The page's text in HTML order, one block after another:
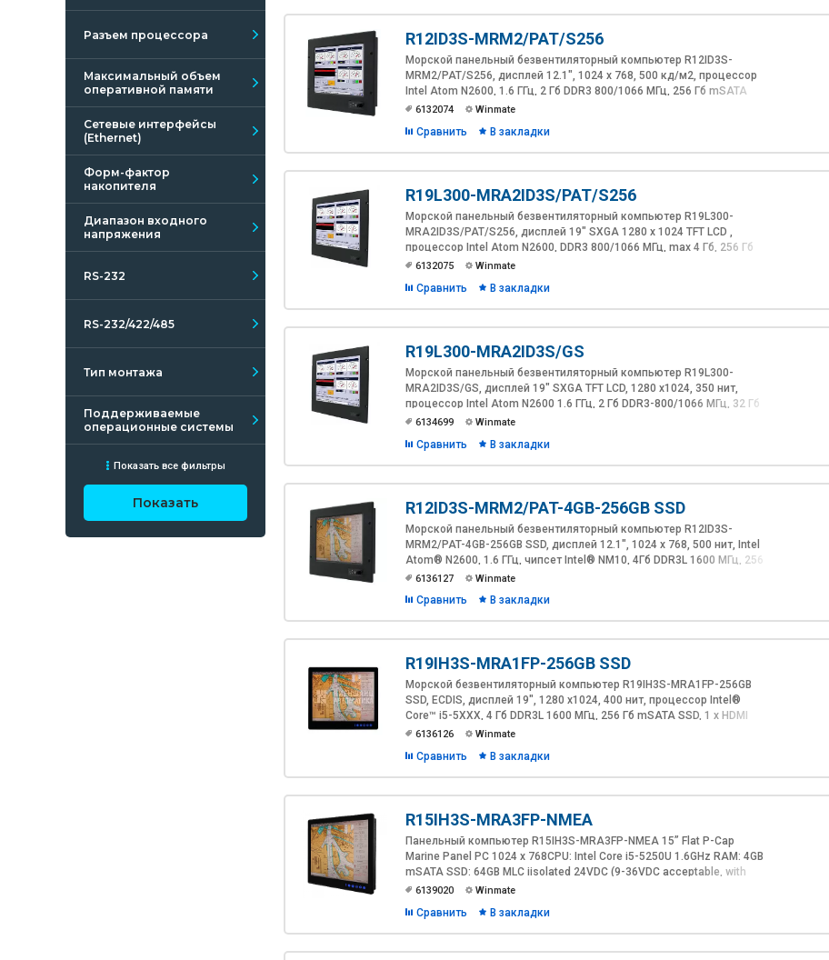
Разъем процессора
Максимальный объем
оперативной памяти
Сетевые интерфейсы
(Ethernet)
Форм-фактор
накопителя
Диапазон входного
напряжения
RS-232
RS-232/422/485
Тип монтажа
Поддерживаемые
операционные системы
Показать все фильтры
Показать
R12ID3S-MRM2/PAT/S256
Морской панельный безвентиляторный компьютер R12ID3S-
MRM2/PAT/S256, дисплей 12.1", 1024 x 768, 500 кд/м2, процессор
Intel Atom N2600, 1.6 ГГц, 2 Гб DDR3 800/1066 MГц, 256 Гб mSATA
SSD, 1 x SATA2, 1 x Mini PCIe (mSATA SSD), 1 x VGA, 2 x RJ-45, 2 x USB
экран, IP65, 24 В DС (9~36 В DC допустимо), AC/DC внешний
адаптер
6132074 Winmate
Сравнить В закладки
R19L300-MRA2ID3S/PAT/S256
Морской панельный безвентиляторный компьютер R19L300-
MRA2ID3S/PAT/S256, дисплей 19" SXGA 1280 x 1024 TFT LCD ,
процессор Intel Atom N2600, DDR3 800/1066 МГц, max 4 Гб, 256 Гб
SSD, 2 x GbE LAN, 1 x VGA, 4 x RS232, 1 x RS232/422/485, 4 x
6132075 Winmate
Сравнить В закладки
R19L300-MRA2ID3S/GS
Морской панельный безвентиляторный компьютер R19L300-
MRA2ID3S/GS, дисплей 19" SXGA TFT LCD, 1280 x1024, 350 нит,
процессор Intel Atom N2600 1.6 ГГц, 2 Гб DDR3-800/1066 МГц, 32 Гб
mSATA SSD, 1 x VGA, 2 х GbE LAN, 2 x USB Type-A, 4 x RS232 ( 4 x
антибликовое защитное стекло, IP66, 9~36 В DC
6134699 Winmate
Сравнить В закладки
R12ID3S-MRM2/PAT-4GB-256GB SSD
Морской панельный безвентиляторный компьютер R12ID3S-
MRM2/PAT-4GB-256GB SSD, дисплей 12.1", 1024 x 768, 500 нит, Intel
Atom® N2600, 1.6 ГГц, чипсет Intel® NM10, 4Гб DDR3L 1600 MГц, 256
Гб mSATA SSD, 1 x VGA, 2 х GbE LAN, 2 x USB2.0, 2 x RS232 или 2 x
сенсорный экран, IP66, 24В DC, DNV
6136127 Winmate
Сравнить В закладки
R19IH3S-MRA1FP-256GB SSD
Морской безвентиляторный компьютер R19IH3S-MRA1FP-256GB
SSD, ECDIS, дисплей 19", 1280 x1024, 400 нит, процессор Intel®
Core™ i5-5XXX, 4 Гб DDR3L 1600 MГц, 256 Гб mSATA SSD, 1 x HDMI
(опция), 2 х GbE LAN, 1 x USB2.0, 2 x USB3.0, 1 x RS232/422/485, GPIO
сенсорный экран, IP66, 24 В DC, DNV
6136126 Winmate
Сравнить В закладки
R15IH3S-MRA3FP-NMEA
Панельный компьютер R15IH3S-MRA3FP-NMEA 15” Flat P-Cap
Marine Panel PC 1024 x 768CPU: Intel Core i5-5250U 1.6GHz RAM: 4GB
mSATA SSD: 64GB MLC iisolated 24VDC (9-36VDC acceptable, with
terminal block + external AC/DC power adapter) with P-CAP touch wit
6139020 Winmate
Сравнить В закладки